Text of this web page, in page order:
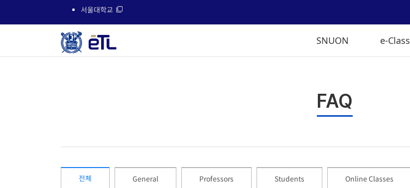
서울대학교
SNUON e-Class
FAQ
전체 General Professors Students Online Classes